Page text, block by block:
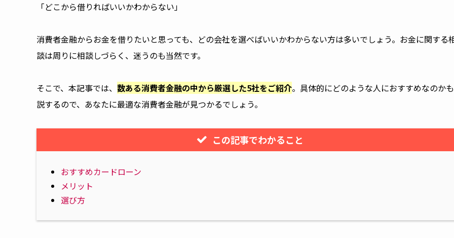
「どこから借りればいいかわからない」
消費者金融からお金を借りたいと思っても、どの会社を選べばいいかわからない方は多いでしょう。お金に関する
談は周りに相談しづらく、迷うのも当然です。
そこで、本記事では、 数ある消費者金融の中から厳選した5社をご紹介。具体的にどのような人におすすめなのか
説するので、あなたに最適な消費者金融が見つかるでしょう。
この記事でわかること
おすすめカードローン
メリット
選び方